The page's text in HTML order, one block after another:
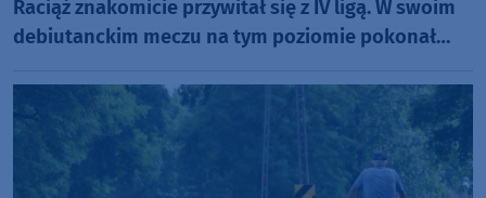
Raciąż znakomicie przywitał się z IV ligą. W swoim
debiutanckim meczu na tym poziomie pokonał